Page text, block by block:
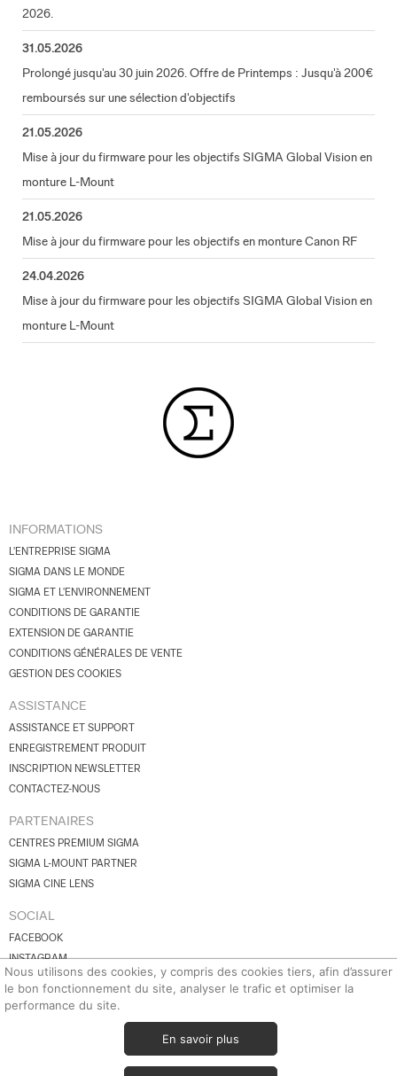
Nous utilisons des cookies, y compris des cookies tiers, afin d’assurer
le bon fonctionnement du site, analyser le trafic et optimiser la
performance du site.
En savoir plus
2026.
31.05.2026
Prolongé jusqu'au 30 juin 2026. Offre de Printemps : Jusqu'à 200€
remboursés sur une sélection d'objectifs
21.05.2026
Mise à jour du firmware pour les objectifs SIGMA Global Vision en
monture L-Mount
21.05.2026
Mise à jour du firmware pour les objectifs en monture Canon RF
24.04.2026
Mise à jour du firmware pour les objectifs SIGMA Global Vision en
monture L-Mount
INFORMATIONS
L'ENTREPRISE SIGMA
SIGMA DANS LE MONDE
SIGMA ET L'ENVIRONNEMENT
CONDITIONS DE GARANTIE
EXTENSION DE GARANTIE
CONDITIONS GÉNÉRALES DE VENTE
GESTION DES COOKIES
ASSISTANCE
ASSISTANCE ET SUPPORT
ENREGISTREMENT PRODUIT
INSCRIPTION NEWSLETTER
CONTACTEZ-NOUS
PARTENAIRES
CENTRES PREMIUM SIGMA
SIGMA L-MOUNT PARTNER
SIGMA CINE LENS
SOCIAL
FACEBOOK
INSTAGRAM
YOUTUBE
BLUESKY
© 2026 SIGMA Corporation.